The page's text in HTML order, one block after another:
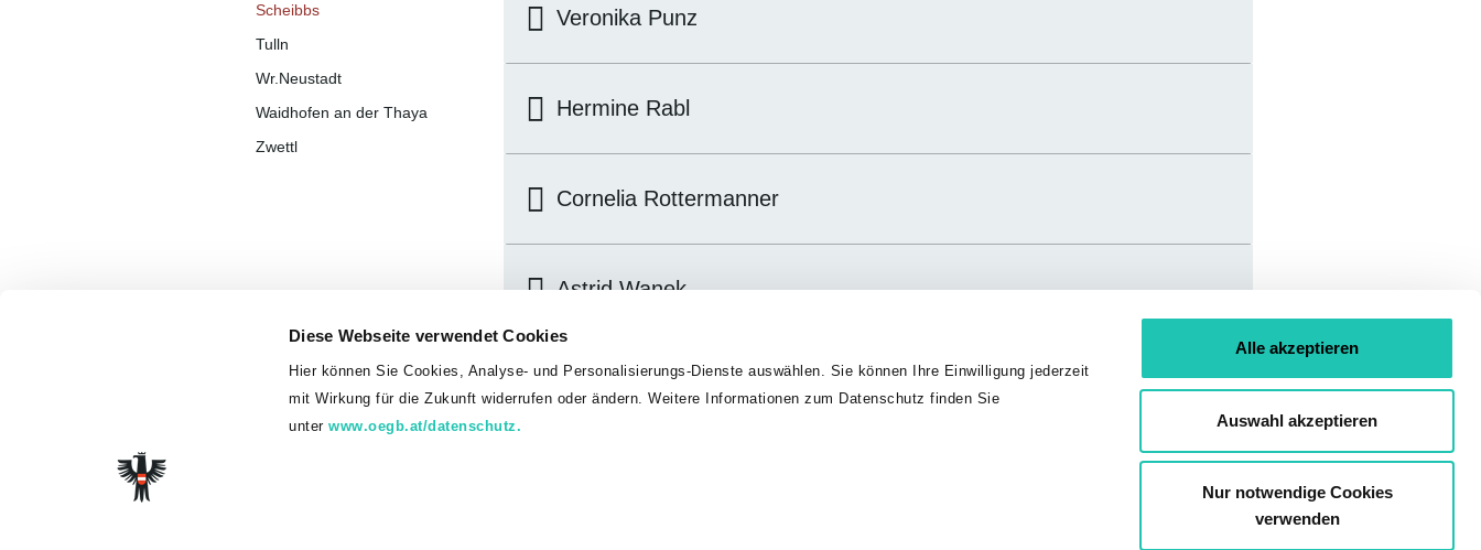
Diese Webseite verwendet Cookies
Hier können Sie Cookies, Analyse- und Personalisierungs-Dienste auswählen. Sie können Ihre Einwilligung jederzeit
mit Wirkung für die Zukunft widerrufen oder ändern. Weitere Informationen zum Datenschutz finden Sie
unterwww.oegb.at/datenschutz.
Alle akzeptieren
Auswahl akzeptieren
Nur notwendige Cookies
verwenden
Scheibbs
Tulln
Wr.Neustadt
Waidhofen an der Thaya
Zwettl
Veronika Punz
Hermine Rabl
Cornelia Rottermanner
Astrid Wanek
Matthias Brandl